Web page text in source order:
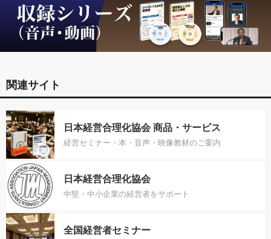
関連サイト
日本経営合理化協会 商品・サービス
経営セミナー・本・音声・映像教材のご案内
日本経営合理化協会
中堅・中小企業の経営者をサポート
全国経営者セミナー